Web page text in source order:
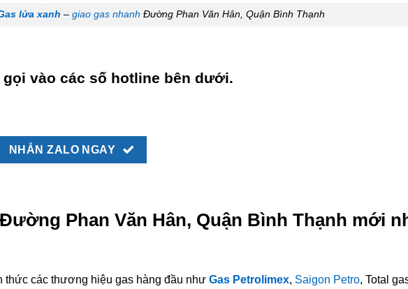
lửa xanh –giao gas nhanh Đường Phan Văn Hân, Quận Bình Thạnh
vào các số hotline bên dưới.
NHẮN ZALO NGAY
Phan Văn Hân, Quận Bình Thạnh mới
thức các thương hiệu gas hàng đầu nhưGas Petrolimex, Saigon Petro, Total